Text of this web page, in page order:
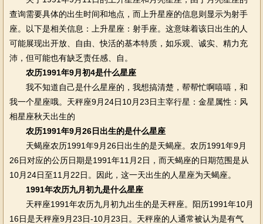
查询需要具体的出生时间和地点，而上升星座的信息则显示为射手
座。以下是相关信息：上升星座：射手座。这意味着该日出生的人
可能展现出开放、自由、快活的基本特质，如乐观、诚实、精力充
沛，但可能也有缺乏责任感、自。
农历1991年9月初4是什么星座
我不知道自己是什么星座的，我想搞清楚，帮帮忙啊嘻嘻，和
我一个星座哦。天秤座9月24日10月23日主宰行星：金星属性：风
相星座秋天出生的
农历1991年9月26日出生的是什么星座
天蝎座农历1991年9月26日出生的是天蝎座。农历1991年9月
26日对应的公历日期是1991年11月2日，而天蝎座的日期范围是从
10月24日至11月22日。因此，这一天出生的人星座为天蝎座。
1991年农历九月初九是什么星座
天秤座1991年农历九月初九出生的是天秤座。阳历1991年10月
16日是天秤座9月23日-10月23日。天秤座的人通常被认为是有气